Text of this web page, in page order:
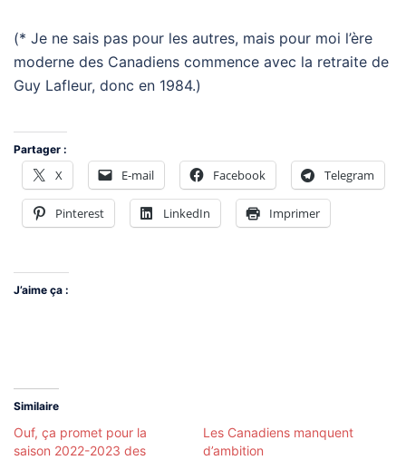
(* Je ne sais pas pour les autres, mais pour moi l’ère
moderne des Canadiens commence avec la retraite de
Guy Lafleur, donc en 1984.)
Partager :
X E-mail Facebook Telegram
Pinterest LinkedIn Imprimer
J’aime ça :
Similaire
Ouf, ça promet pour la
saison 2022-2023 des
Les Canadiens manquent
d’ambition